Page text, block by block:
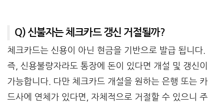
Q) 신불자는 체크카드 갱신 거절될까?
체크카드는 신용이 아닌 현금을 기반으로 발급 됩니다.
즉, 신용불량자라도 통장에 돈이 있다면 개설 및 갱신이
가능합니다. 다만 체크카드 개설을 원하는 은행 또는 카
드사에 연체가 있다면, 자체적으로 거절할 수 있으니 주